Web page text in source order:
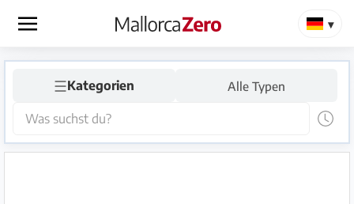
×
Startseite
Anzeige
aufgeben
☰Kategorien Alle Typen